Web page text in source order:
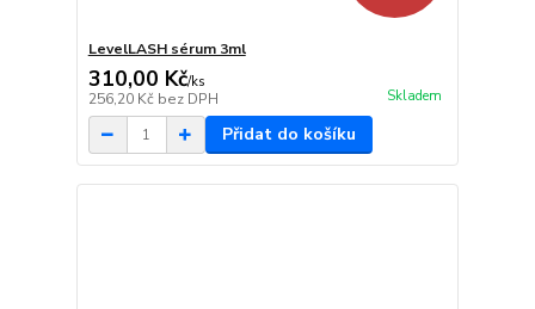
LevelLASH sérum 3ml
310,00 Kč/ks
256,20 Kč bez DPH Skladem
Přidat do košíku